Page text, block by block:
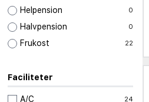
Helpension 0
Halvpension 0
Frukost 22
Faciliteter
A/C 24